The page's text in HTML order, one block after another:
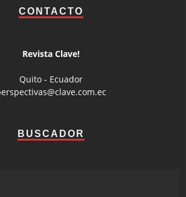
CONTACTO
Revista Clave!
Quito - Ecuador
BUSCADOR